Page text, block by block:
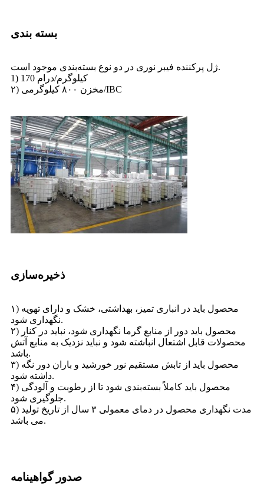
بسته بندی
ژل پرکننده فیبر نوری در دو نوع بسته‌بندی موجود است.
1) 170 کیلوگرم/درام
۲) مخزن ۸۰۰ کیلوگرمی/IBC
ذخیره‌سازی
۱) محصول باید در انباری تمیز، بهداشتی، خشک و دارای تهویه
نگهداری شود.
۲) محصول باید دور از منابع گرما نگهداری شود، نباید در کنار
محصولات قابل اشتعال انباشته شود و نباید نزدیک به منابع آتش
باشد.
۳) محصول باید از تابش مستقیم نور خورشید و باران دور نگه
داشته شود.
۴) محصول باید کاملاً بسته‌بندی شود تا از رطوبت و آلودگی
جلوگیری شود.
۵) مدت نگهداری محصول در دمای معمولی ۳ سال از تاریخ تولید
می باشد.
صدور گواهینامه